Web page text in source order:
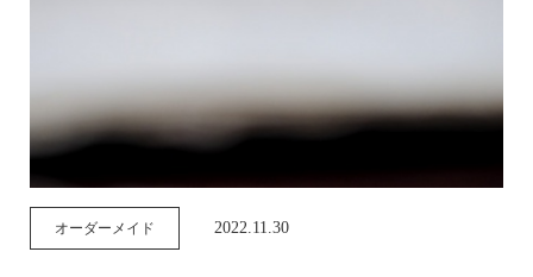
オーダーメイド 2022.11.30